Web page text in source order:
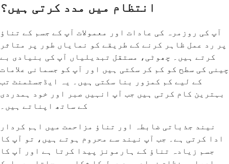
انتظام میں مدد کرتی ہیں؟
آپ کی روزمرہ کی عادات اور معمولات آپ کے جسم کے تناؤ
پر رد عمل ظاہر کرنے کے طریقے کو نمایاں طور پر متاثر
کرتے ہیں۔ چھوٹی، مستقل تبدیلیاں آپ کی بنیادی بے
چینی کی سطح کو کم کر سکتی ہیں اور آپ کو جسمانی علامات
کے لیے کم کمزور بنا سکتی ہیں۔ یہ ایڈجسٹمنٹ تب
بہترین کام کرتی ہیں جب آپ انہیں صبر اور خود ہمدردی
کے ساتھ اپناتے ہیں۔
نیند جذباتی ضابطہ اور تناؤ مزاحمت میں اہم کردار
ادا کرتی ہے۔ جب آپ نیند سے محروم ہوتے ہیں، تو آپ کا
جسم زیادہ تناؤ کے ہارمونز پیدا کرتا ہے اور آپ کا